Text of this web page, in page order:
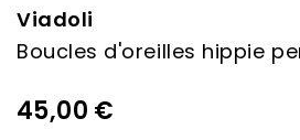
Viadoli
Boucles d'oreilles hippie
45,00 €
the
end
of
gallery
the
beginning
of
gallery